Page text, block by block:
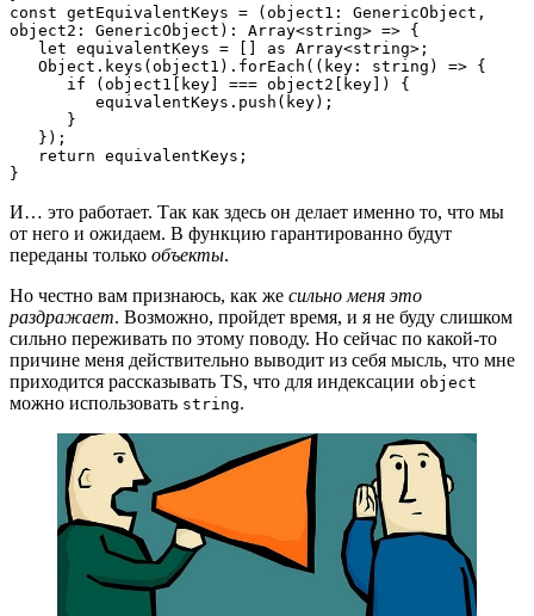
const getEquivalentKeys = (object1: GenericObject,
object2: GenericObject): Array<string> => {
}
И… это работает. Так как здесь он делает именно то, что мы
от него и ожидаем. В функцию гарантированно будут
переданы только объекты.
Но честно вам признаюсь, как же сильно меня это
раздражает. Возможно, пройдет время, и я не буду слишком
сильно переживать по этому поводу. Но сейчас по какой-то
причине меня действительно выводит из себя мысль, что мне
приходится рассказывать TS, что для индексации object
можно использовать string.